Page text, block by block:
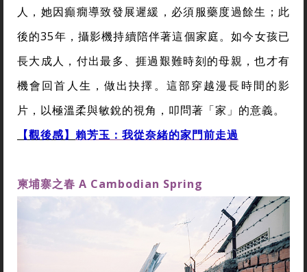
人，她因癲癇導致發展遲緩，必須服藥度過餘生；此
後的35年，攝影機持續陪伴著這個家庭。如今女孩已
長大成人，付出最多、捱過艱難時刻的母親，也才有
機會回首人生，做出抉擇。這部穿越漫長時間的影
片，以極溫柔與敏銳的視角，叩問著「家」的意義。
【觀後感】 賴芳玉：我從奈緒的家門前走過
柬埔寨之春 A Cambodian Spring